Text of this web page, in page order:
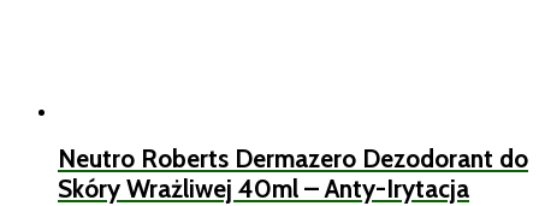
Neutro Roberts Dermazero Dezodorant do
Skóry Wrażliwej 40ml – Anty-Irytacja